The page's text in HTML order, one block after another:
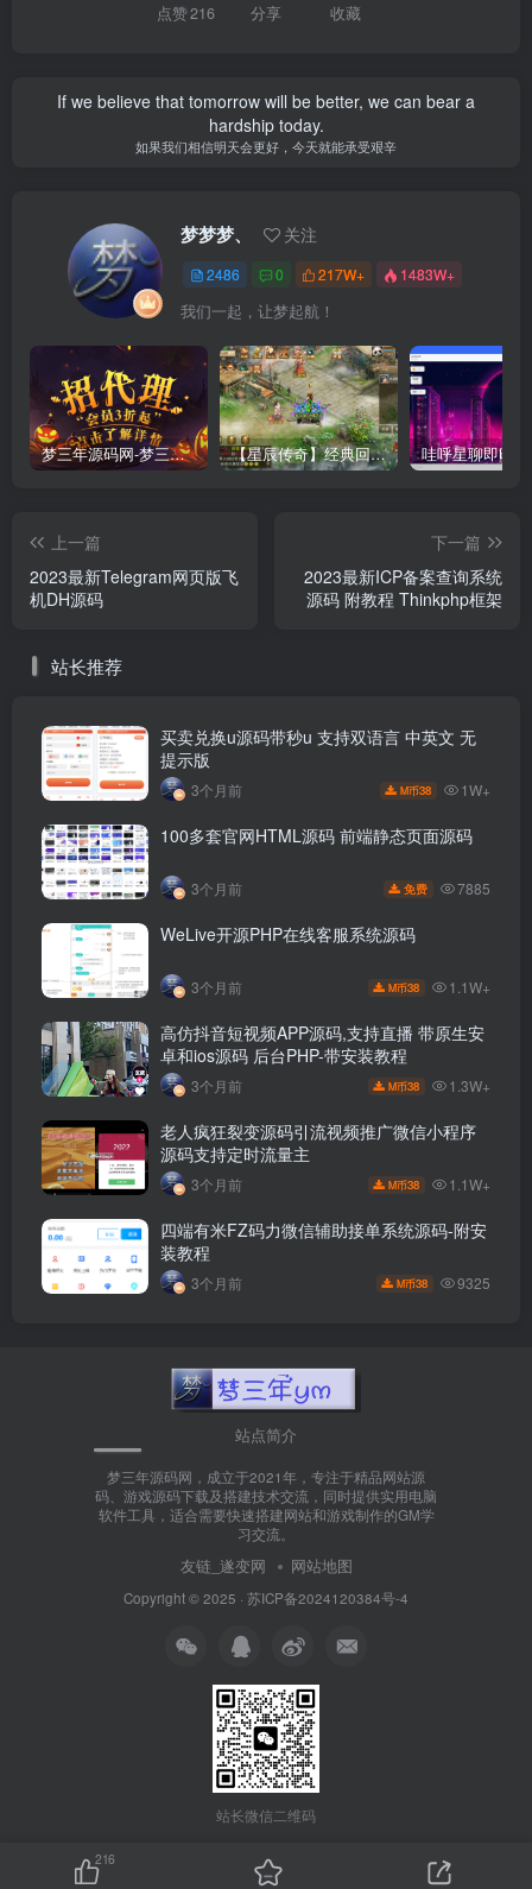
点赞216 分享 收藏
If we believe that tomorrow will be better, we can bear a
hardship today.
如果我们相信明天会更好，今天就能承受艰辛
梦梦梦、 关注
2486 0 217W+ 1483W+
我们一起，让梦起航！
梦三年源码网-梦三年ym会员代理详情 【星辰传奇】经典回合制手游+安卓端+GM工具+详细搭建教程
上一篇
2023最新Telegram网页版飞
机DH源码
下一篇
2023最新ICP备案查询系统
源码 附教程 Thinkphp框架
站长推荐
买卖兑换u源码带秒u 支持双语言 中英文 无
提示版
3个月前 M币38 1W+
100多套官网HTML源码 前端静态页面源码
3个月前 免费 7885
WeLive开源PHP在线客服系统源码
3个月前 M币38 1.1W+
高仿抖音短视频APP源码,支持直播 带原生安
卓和ios源码 后台PHP-带安装教程
3个月前 M币38 1.3W+
老人疯狂裂变源码引流视频推广微信小程序
源码支持定时流量主
3个月前 M币38 1.1W+
四端有米FZ码力微信辅助接单系统源码-附安
装教程
3个月前 M币38 9325
站点简介
梦三年源码网，成立于2021年，专注于精品网站源
码、游戏源码下载及搭建技术交流，同时提供实用电脑
软件工具，适合需要快速搭建网站和游戏制作的GM学
习交流。
友链_遂变网 网站地图
Copyright © 2025 · 苏ICP备2024120384号-4
站长微信二维码
216